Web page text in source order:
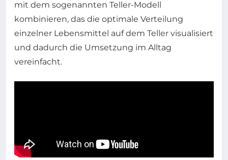
mit dem sogenannten Teller-Modell
kombinieren, das die optimale Verteilung
einzelner Lebensmittel auf dem Teller visualisiert
und dadurch die Umsetzung im Alltag
vereinfacht.